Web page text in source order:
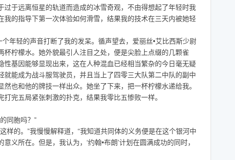
过于远离恒星的轨道而造成的冰雪奇观，不由得想起了年轻时我
我的指导下第一次体验如何滑雪，结果我的技术在三天内被她轻
年轻的声音打断了我的发呆。循声望去，爱丽丝•艾比西斯少尉
杯柠檬水。她外貌最引人注目之处，便是尖脸上点缀的几颗雀
基因能够显现出来，这在人种混血已经相当繁杂的今日毫无疑
就能成为战斗服驾驶员，并且当上了四零三大队第二中队的副中
也和他的牌技一样出众。她坐了下来，把一杯柠檬水递给我。
完五局紧张刺激的扑克，结果我零比五惨败一样。
同胞吗？”
的。”我慢慢解释道，“我知道共同体的义务便是在这个银河中
所在。但是，我认为，‘约翰•布朗’计划在圆满成功的同时，